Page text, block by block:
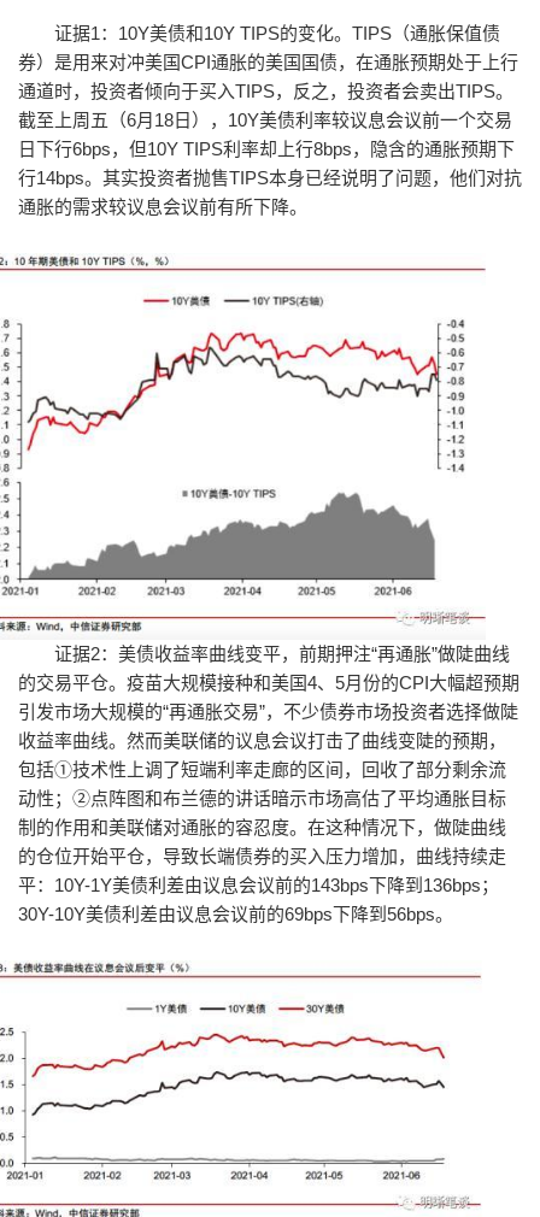
证据1：10Y美债和10Y TIPS的变化。TIPS（通胀保值债
券）是用来对冲美国CPI通胀的美国国债，在通胀预期处于上行
通道时，投资者倾向于买入TIPS，反之，投资者会卖出TIPS。
截至上周五（6月18日），10Y美债利率较议息会议前一个交易
日下行6bps，但10Y TIPS利率却上行8bps，隐含的通胀预期下
行14bps。其实投资者抛售TIPS本身已经说明了问题，他们对抗
通胀的需求较议息会议前有所下降。
证据2：美债收益率曲线变平，前期押注“再通胀”做陡曲线
的交易平仓。疫苗大规模接种和美国4、5月份的CPI大幅超预期
引发市场大规模的“再通胀交易”，不少债券市场投资者选择做陡
收益率曲线。然而美联储的议息会议打击了曲线变陡的预期，
包括①技术性上调了短端利率走廊的区间，回收了部分剩余流
动性；②点阵图和布兰德的讲话暗示市场高估了平均通胀目标
制的作用和美联储对通胀的容忍度。在这种情况下，做陡曲线
的仓位开始平仓，导致长端债券的买入压力增加，曲线持续走
平：10Y-1Y美债利差由议息会议前的143bps下降到136bps；
30Y-10Y美债利差由议息会议前的69bps下降到56bps。